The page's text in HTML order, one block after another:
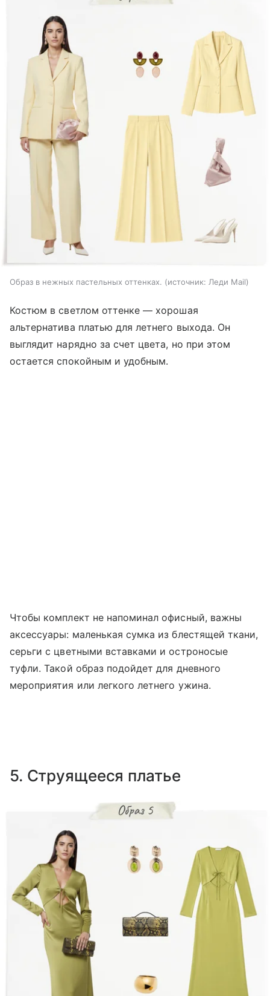
Образ в нежных пастельных оттенках. источник: Леди Mail
Костюм в светлом оттенке — хорошая
альтернатива платью для летнего выхода. Он
выглядит нарядно за счет цвета, но при этом
остается спокойным и удобным.
Чтобы комплект не напоминал офисный, важны
аксессуары: маленькая сумка из блестящей ткани,
серьги с цветными вставками и остроносые
туфли. Такой образ подойдет для дневного
мероприятия или легкого летнего ужина.
5. Струящееся платье